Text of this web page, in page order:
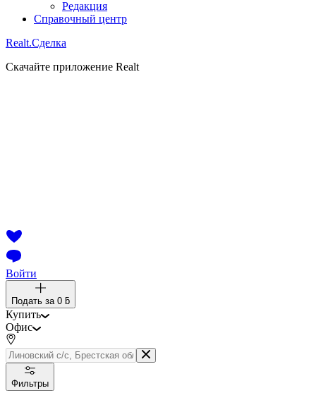
Редакция
Справочный центр
Realt.Сделка
Скачайте приложение Realt
Войти
Подать за 0 ƃ
Купить
Офис
Фильтры